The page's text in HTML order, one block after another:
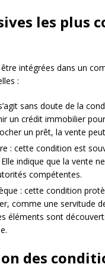
les plus
intégrées dans un
:
sans doute de la
un crédit immobilier
un prêt, la vente
: cette condition est
indique que la vente
compétentes.
: cette condition
comme une servitude
éléments sont
des